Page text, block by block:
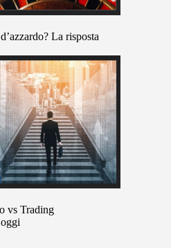
La risposta
vs Trading